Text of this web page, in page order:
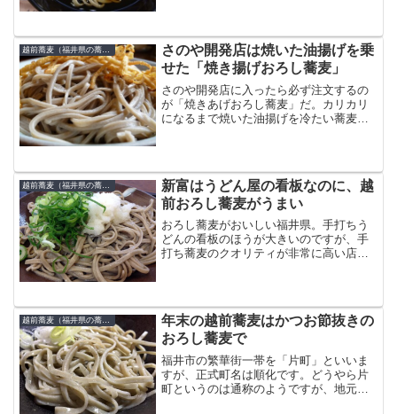
越前蕎麦（福井県の蕎麦）
さのや開発店は焼いた油揚げを乗
せた「焼き揚げおろし蕎麦」
さのや開発店に入ったら必ず注文するの
が「焼きあげおろし蕎麦」だ。カリカリ
になるまで焼いた油揚げを冷たい蕎麦の
さのや片町店の「揚げおろ...
新富はうどん屋の看板なのに、越
前おろし蕎麦がうまい
おろし蕎麦がおいしい福井県。手打ちう
どんの看板のほうが大きいのですが、手
打ち蕎麦のクオリティが非常に高い店が
となので、外一の九割蕎...
越前蕎麦（福井県の蕎麦）
年末の越前蕎麦はかつお節抜きの
おろし蕎麦で
福井市の繁華街一帯を「片町」といいま
すが、正式町名は順化です。どうやら片
町というのは通称のようですが、地元福